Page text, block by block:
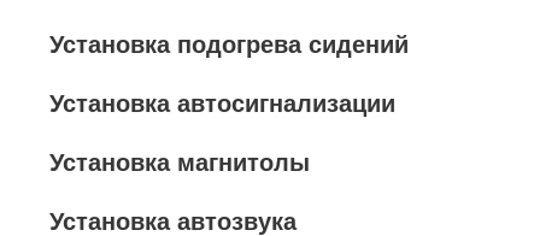
Установка подогрева сидений
Установка автосигнализации
Установка магнитолы
Установка автозвука